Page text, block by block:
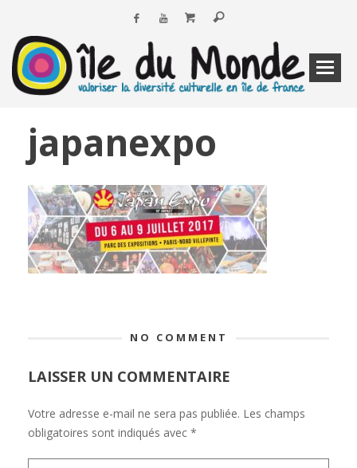
japanexpo
NO COMMENT
LAISSER UN COMMENTAIRE
Votre adresse e-mail ne sera pas publiée. Les champs
obligatoires sont indiqués avec *